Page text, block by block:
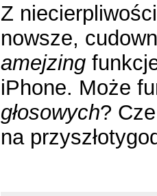
Z
nowsze,
amejzing
iPhone. Może
głosowych?
na